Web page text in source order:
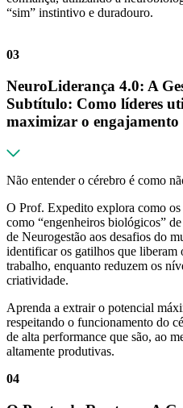
“sim” instintivo e duradouro.
03
NeuroLiderança 4.0: A
Subtítulo: Como líderes
maximizar o
Não entender o cérebro é como
O Prof. Expedito explora como
como “engenheiros biológicos”
de Neurogestão aos desafios do
identificar os gatilhos que
trabalho, enquanto reduzem os
criatividade.
Aprenda a extrair o potencial
respeitando o funcionamento do
de alta performance que são, ao
altamente produtivas.
04